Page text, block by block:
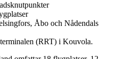
Åbo och Nådendals
(RRT) i Kouvola.